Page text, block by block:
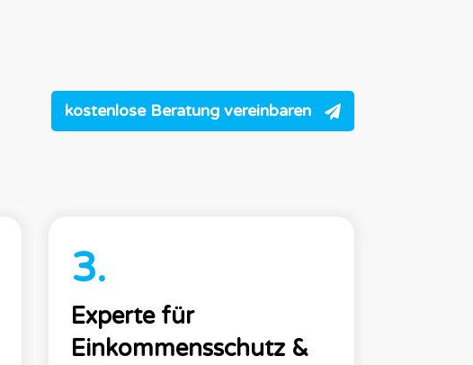
kostenlose Beratung vereinbaren
3.
Experte für
Einkommensschutz &